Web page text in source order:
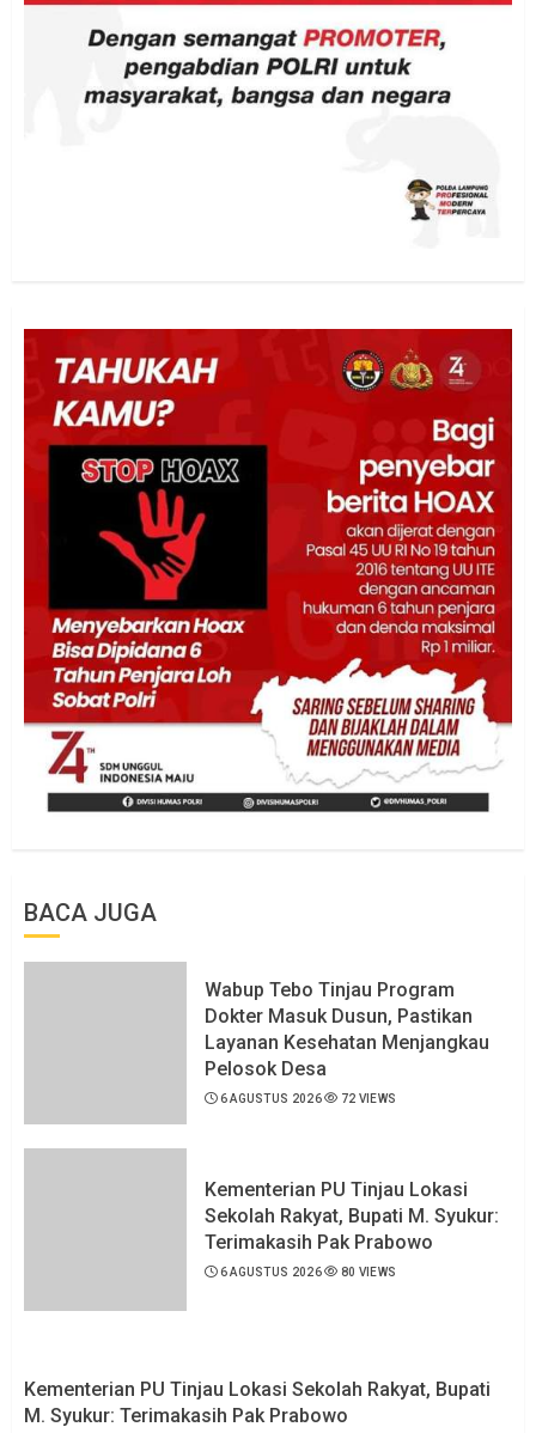
BACA JUGA
Wabup Tebo Tinjau Program
Dokter Masuk Dusun, Pastikan
Layanan Kesehatan Menjangkau
Pelosok Desa
6 AGUSTUS 2026 72 VIEWS
Kementerian PU Tinjau Lokasi
Sekolah Rakyat, Bupati M. Syukur:
Terimakasih Pak Prabowo
6 AGUSTUS 2026 80 VIEWS
Kementerian PU Tinjau Lokasi Sekolah Rakyat, Bupati
M. Syukur: Terimakasih Pak Prabowo